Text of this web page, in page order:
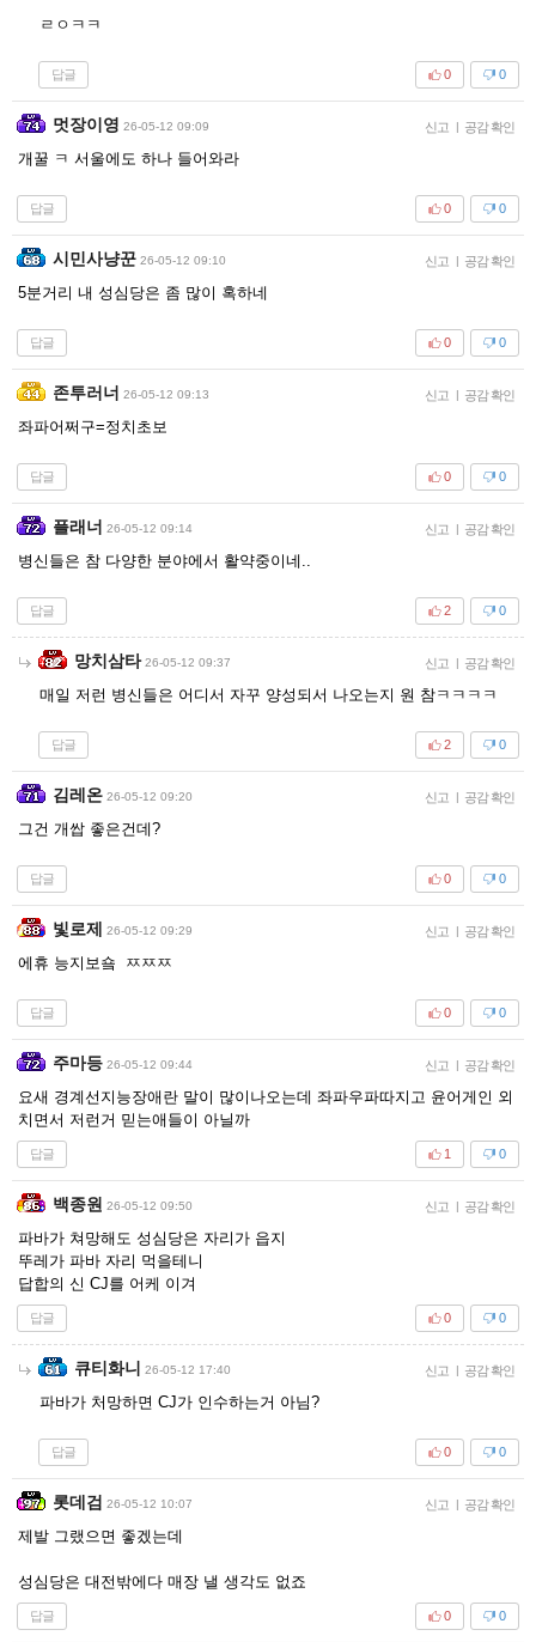
ㄹㅇㅋㅋ
답글 0
0
멋장이영 26-05-12 09:09 신고 | 공감 확인
개꿀 ㅋ 서울에도 하나 들어와라
답글 0
0
시민사냥꾼 26-05-12 09:10 신고 | 공감 확인
5분거리 내 성심당은 좀 많이 혹하네
답글 0
0
존투러너 26-05-12 09:13 신고 | 공감 확인
좌파어쩌구=정치초보
답글 0
0
플래너 26-05-12 09:14 신고 | 공감 확인
병신들은 참 다양한 분야에서 활약중이네..
답글 0
2
망치삼타 26-05-12 09:37 신고 | 공감 확인
매일 저런 병신들은 어디서 자꾸 양성되서 나오는지 원 참ㅋㅋㅋㅋ
답글 0
2
김레온 26-05-12 09:20 신고 | 공감 확인
그건 개쌉 좋은건데?
답글 0
0
빛로제 26-05-12 09:29 신고 | 공감 확인
에휴 능지보숔 ㅉㅉㅉ
답글 0
0
주마등 26-05-12 09:44 신고 | 공감 확인
요새 경계선지능장애란 말이 많이나오는데 좌파우파따지고 윤어게인 외
치면서 저런거 믿는애들이 아닐까
답글 0
1
백종원 26-05-12 09:50 신고 | 공감 확인
파바가 쳐망해도 성심당은 자리가 읍지
뚜레가 파바 자리 먹을테니
답합의 신 CJ를 어케 이겨
답글 0
0
큐티화니 26-05-12 17:40 신고 | 공감 확인
파바가 처망하면 CJ가 인수하는거 아님?
답글 0
0
롯데검 26-05-12 10:07 신고 | 공감 확인
제발 그랬으면 좋겠는데
성심당은 대전밖에다 매장 낼 생각도 없죠
답글 0
0